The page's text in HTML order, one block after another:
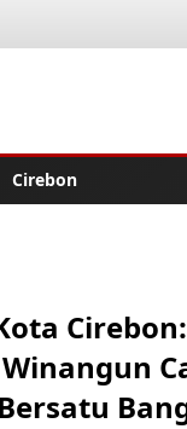
Cirebon